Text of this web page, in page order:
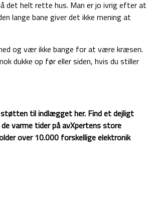
det helt rette hus. Man er jo ivrig efter at
lange bane giver det ikke mening at
og vær ikke bange for at være kræsen.
dukke op før eller siden, hvis du stiller
til indlægget her. Find et dejligt
varme tider på avXpertens store
over 10.000 forskellige elektronik